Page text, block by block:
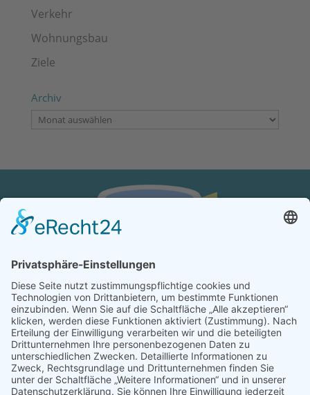
Verkehr
Wohnungsbau
Ziele
Archiv
Archiv
Verein von aus der MITTE e.V.
Schreiben Sie uns:
redaktion@ausdermitte-binz.de
Folgen Sie uns: